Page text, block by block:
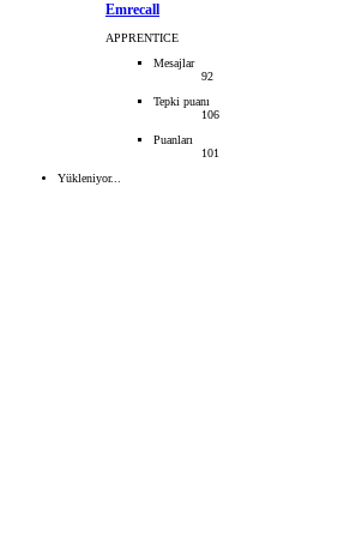
Emrecall
APPRENTICE
Mesajlar
92
Tepki puanı
106
Puanları
101
Yükleniyor...